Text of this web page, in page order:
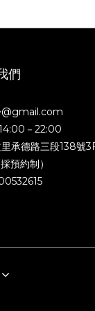
們
－22:00
承德路三段138號
預約制）